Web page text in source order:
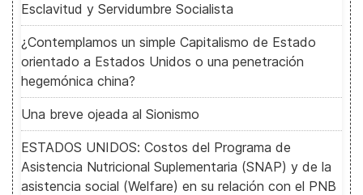
Esclavitud y Servidumbre Socialista
¿Contemplamos un simple Capitalismo de Estado
orientado a Estados Unidos o una penetración
hegemónica china?
Una breve ojeada al Sionismo
ESTADOS UNIDOS: Costos del Programa de
Asistencia Nutricional Suplementaria (SNAP) y de la
asistencia social (Welfare) en su relación con el PNB